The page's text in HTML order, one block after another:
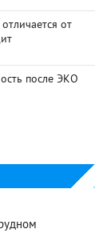
от
после ЭКО